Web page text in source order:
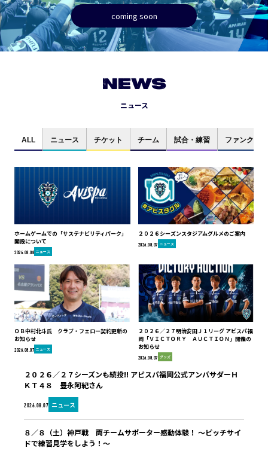
coming soon
NEWS
ニュース
ALL ニュース チケット チーム 試合・練習 ファンクラブ
ホームゲームでの「サステナビリティパーク」
開設について
2026.08.08 ニュース
２０２６シーズンスタジアムグルメのご案内
2026.08.07 ニュース
ＯＢ中村北斗氏 クラブ・フェロー契約更新の
お知らせ
2026.08.07 ニュース
２０２６／２７明治安田Ｊ１リーグ アビスパ福
岡「ＶＩＣＴＯＲＹ ＡＵＣＴＩＯＮ」開催の
お知らせ
2026.08.07 グッズ
2026.08.07 ニュース
２０２６／２７シーズンも続投!! アビスパ福岡公式アンバサダーＨ
ＫＴ４８ 豊永阿紀さん
８／８（土）神戸戦 両チームサポーター感動体験！ ～ピッチサイ
ドで練習見学をしよう！～